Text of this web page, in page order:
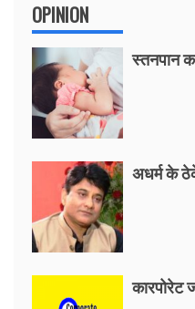
OPINION
स्तनपान
अधर्म के
कारपोरेट